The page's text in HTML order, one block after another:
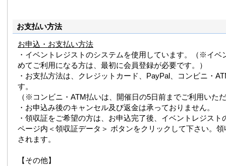
お支払い方法
お申込・お支払い方法
・イベントレジストのシステムを使用しています。（※イベ
めてご利用になる方は、最初に会員登録が必要です。）
・お支払方法は、クレジットカード、PayPal、コンビニ・
す。
（※コンビニ・ATM払いは、開催日の5日前までご利用いた
・お申込み後のキャンセル及び返金は承っておりません。
・領収証をご希望の方は、お申込完了後、イベントレジスト
ページ内＜領収証データ＞ ボタンをクリックして下さい。
されます。
【その他】